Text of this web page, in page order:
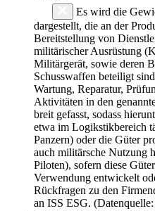
Es wird die
dargestellt, die an der
Bereitstellung von
militärischer Ausrüstung
Militärgerät, sowie deren
Schusswaffen beteiligt
Wartung, Reparatur,
Aktivitäten in den
breit gefasst, sodass
etwa im Logikstikbereich
Panzern) oder die Güter
auch militärsche Nutzung
Piloten), sofern diese
Verwendung entwickelt
Rückfragen zu den
an ISS ESG.